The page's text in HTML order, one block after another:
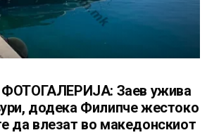
Заев ужива
додека Филипче жестоко
да влезат во македонскиот